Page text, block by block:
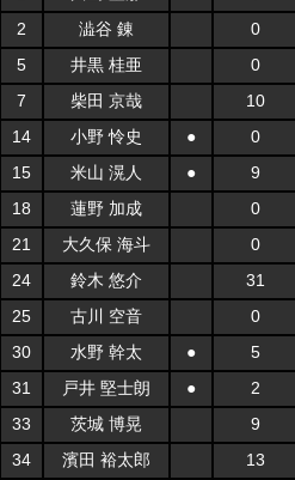
2
澁谷 錬 0
5
井黒 桂亜 0
7
柴田 京哉 10
14
小野 怜史 ● 0
15
米山 滉人 ● 9
18
蓮野 加成 0
21
大久保 海斗 0
24
鈴木 悠介 31
25
古川 空音 0
30
水野 幹太 ● 5
31
戸井 堅士朗 ● 2
33
茨城 博晃 9
34
濱田 裕太郎 13